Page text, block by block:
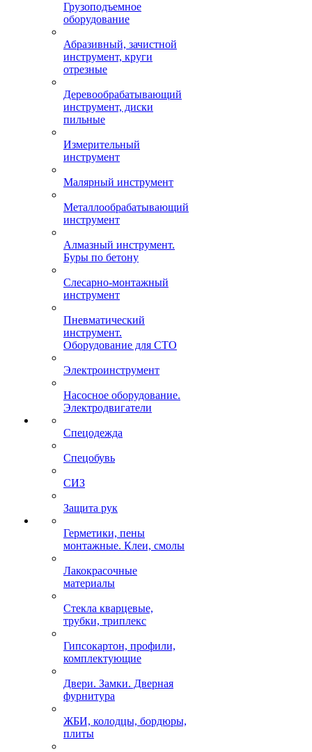
Грузоподъемное
оборудование
Абразивный, зачистной
инструмент, круги
отрезные
Деревообрабатывающий
инструмент, диски
пильные
Измерительный
инструмент
Малярный инструмент
Металлообрабатывающий
инструмент
Алмазный инструмент.
Буры по бетону
Слесарно-монтажный
инструмент
Пневматический
инструмент.
Оборудование для СТО
Электроинструмент
Насосное оборудование.
Электродвигатели
Спецодежда
Спецобувь
СИЗ
Защита рук
Герметики, пены
монтажные. Клеи, смолы
Лакокрасочные
материалы
Стекла кварцевые,
трубки, триплекс
Гипсокартон, профили,
комплектующие
Двери. Замки. Дверная
фурнитура
ЖБИ, колодцы, бордюры,
плиты